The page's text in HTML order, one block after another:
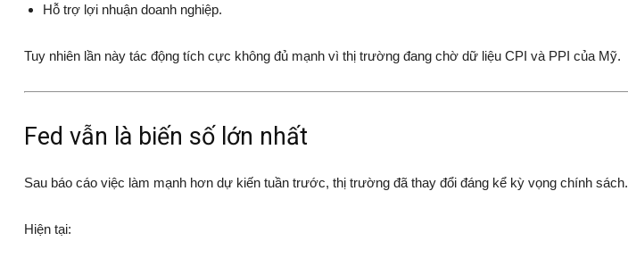
Hỗ trợ lợi nhuận doanh nghiệp.
Tuy nhiên lần này tác động tích cực không đủ mạnh vì thị trường đang chờ dữ liệu CPI và PPI của Mỹ.
Fed vẫn là biến số lớn nhất
Sau báo cáo việc làm mạnh hơn dự kiến tuần trước, thị trường đã thay đổi đáng kể kỳ vọng chính sách.
Hiện tại: